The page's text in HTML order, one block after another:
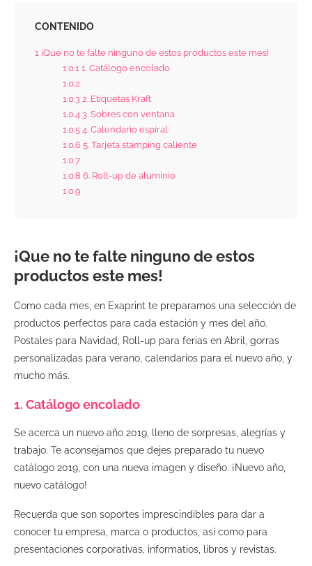
CONTENIDO
1 ¡Que no te falte ninguno de estos productos este mes!
1.0.1 1. Catálogo encolado
1.0.2
1.0.3 2. Etiquetas Kraft
1.0.4 3. Sobres con ventana
1.0.54. Calendario espiral
1.0.65. Tarjeta stamping caliente
1.0.7
1.0.8 6. Roll-up de aluminio
1.0.9
¡Que no te falte ninguno de estos
productos este mes!
Como cada mes, en Exaprint te preparamos una selección de
productos perfectos para cada estación y mes del año.
Postales para Navidad, Roll-up para ferias en Abril, gorras
personalizadas para verano, calendarios para el nuevo año, y
mucho más.
1. Catálogo encolado
Se acerca un nuevo año 2019, lleno de sorpresas, alegrías y
trabajo. Te aconsejamos que dejes preparado tu nuevo
catálogo 2019, con una nueva imagen y diseño. ¡Nuevo año,
nuevo catálogo!
Recuerda que son soportes imprescindibles para dar a
conocer tu empresa, marca o productos, así como para
presentaciones corporativas, informatios, libros y revistas.